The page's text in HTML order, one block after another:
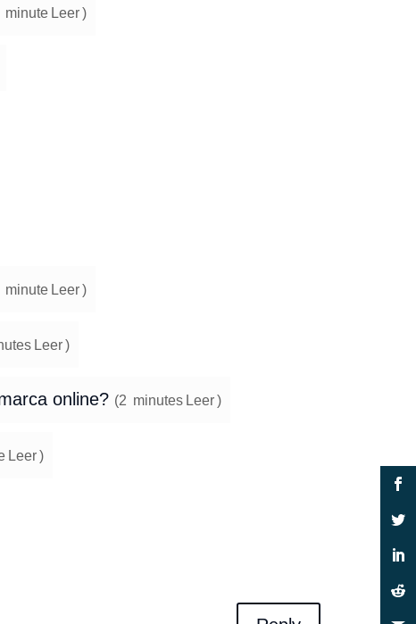
minute Leer )
minute Leer )
Leer )
online? (2 minutes Leer )
Leer )